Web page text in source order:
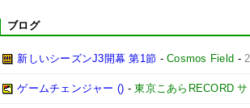
ブログ
新しいシーズンJ3開幕 第1節 -Cosmos Field -
ゲームチェンジャー () -東京こあらRECORD